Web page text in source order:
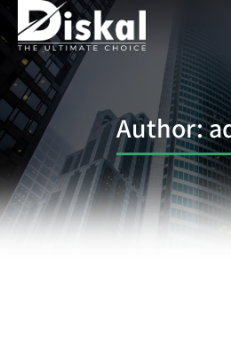
Author: